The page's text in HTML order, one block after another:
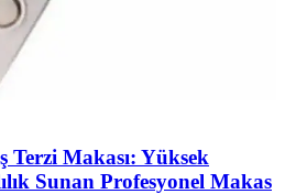
Makası: Yüksek
Sunan Profesyonel Makas